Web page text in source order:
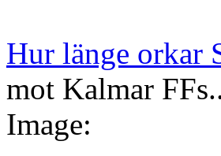
Hur länge orkar
mot Kalmar
Image: